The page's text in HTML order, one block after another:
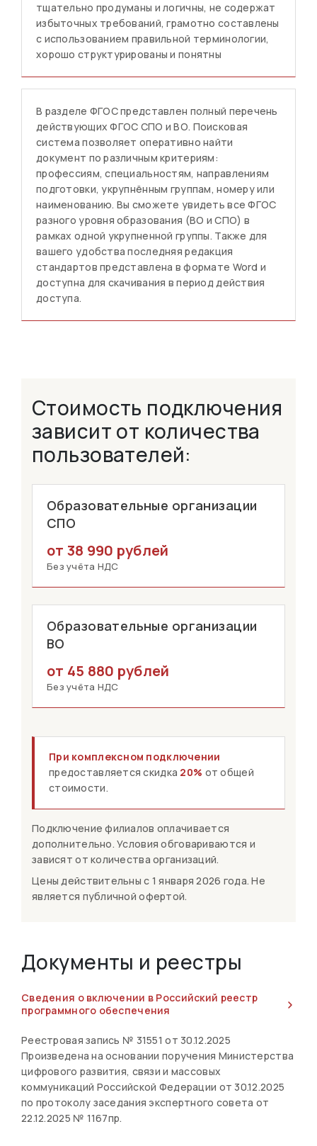
тщательно продуманы и логичны, не содержат
избыточных требований, грамотно составлены
с использованием правильной терминологии,
хорошо структурированы и понятны
В разделе ФГОС представлен полный перечень
действующих ФГОС СПО и ВО. Поисковая
система позволяет оперативно найти
документ по различным критериям:
профессиям, специальностям, направлениям
подготовки, укрупнённым группам, номеру или
наименованию. Вы сможете увидеть все ФГОС
разного уровня образования (ВО и СПО) в
рамках одной укрупненной группы. Также для
вашего удобства последняя редакция
стандартов представлена в формате Word и
доступна для скачивания в период действия
доступа.
Стоимость подключения
зависит от количества
пользователей:
Образовательные организации
СПО
от 38 990 рублей
Без учёта НДС
Образовательные организации
ВО
от 45 880 рублей
Без учёта НДС
При комплексном подключении
предоставляется скидка 20% от общей
стоимости.
Подключение филиалов оплачивается
дополнительно. Условия обговариваются и
зависят от количества организаций.
Цены действительны с 1 января 2026 года. Не
является публичной офертой.
Документы и реестры
Сведения о включении в Российский реестр
программного обеспечения
Реестровая запись № 31551 от 30.12.2025
Произведена на основании поручения Министерства
цифрового развития, связи и массовых
коммуникаций Российской Федерации от 30.12.2025
по протоколу заседания экспертного совета от
22.12.2025 № 1167пр.